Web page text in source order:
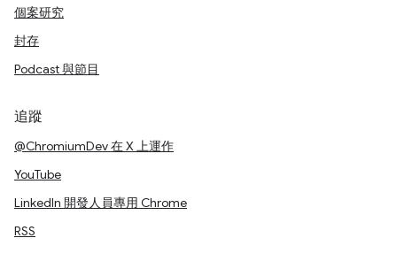
個案研究
封存
Podcast 與節目
追蹤
@ChromiumDev 在 X 上運作
YouTube
LinkedIn 開發人員專用 Chrome
RSS